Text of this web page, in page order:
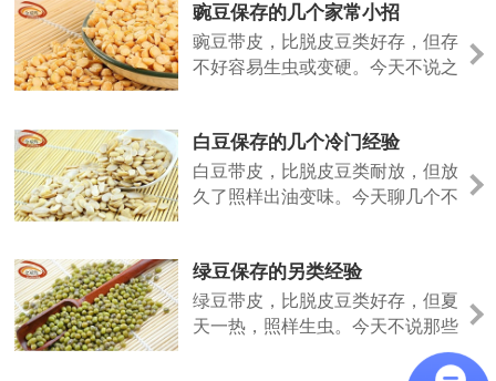
豌豆保存的几个家常小招
豌豆带皮，比脱皮豆类好存，但存
不好容易生虫或变硬。今天不说之
白豆保存的几个冷门经验
白豆带皮，比脱皮豆类耐放，但放
久了照样出油变味。今天聊几个不
绿豆保存的另类经验
绿豆带皮，比脱皮豆类好存，但夏
天一热，照样生虫。今天不说那些
老话，聊几个实际用过的小招。